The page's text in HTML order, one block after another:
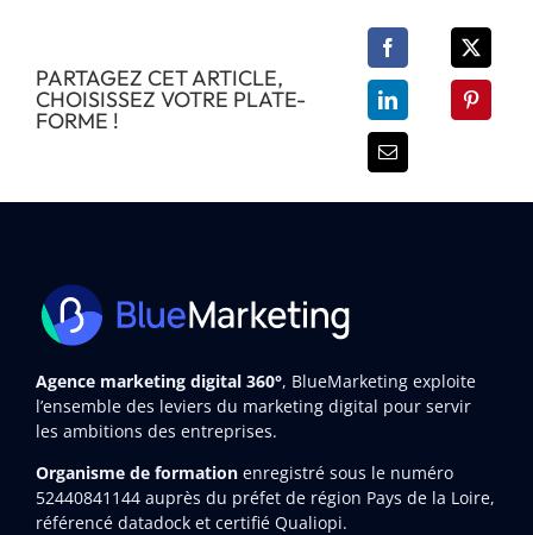
PARTAGEZ CET ARTICLE,
CHOISISSEZ VOTRE PLATE-
FORME !
Agence marketing digital 360°, BlueMarketing exploite
l’ensemble des leviers du marketing digital pour servir
les ambitions des entreprises.
Organisme de formation enregistré sous le numéro
52440841144auprès du préfet de région Pays de la Loire,
référencé datadock et certifié Qualiopi.